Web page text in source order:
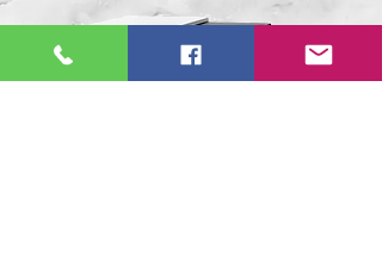
LEASING